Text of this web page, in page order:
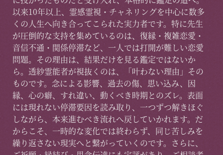
以来10年以上、霊感霊視・チャネリングを中心に数多
くの人生へ向き合ってこられた実力者です。特に先生
が圧倒的な支持を集めているのは、復縁・複雑恋愛・
音信不通・関係停滞など、一人では打開が難しい恋愛
問題。その理由は、結果だけを見る鑑定ではないか
ら。透紗霊能者が視抜くのは、「叶わない理由」その
ものです。念による影響、過去の傷、思い込み、因
縁、心の癖、すれ違い、動くべき時期とのズレ。表面
には現れない停滞要因を読み取り、一つずつ解きほぐ
しながら、本来進むべき流れへ戻していかれます。だ
からこそ、一時的な変化では終わらず、同じ苦しみを
繰り返さない現実へと繋がっていくのです。さらに、